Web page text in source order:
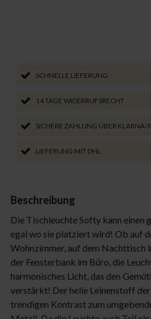
SCHNELLE LIEFERUNG
14 TAGE WIDERRUFSRECHT
SICHERE ZAHLUNG ÜBER KLARNA/
LIEFERUNG MIT DHL
Beschreibung
Die Tischleuchte Softy kann einen
egal wo sie platziert wird! Ob auf
Wohnzimmer, auf dem Nachttisch
der Fensterbank im Büro, die
harmonisches Licht, das den
verstärkt! Der helle Leinenstoff
trendigen Kontrast zum